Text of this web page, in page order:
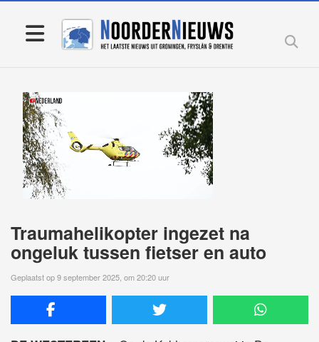
Traumahelikopter ingezet na
ongeluk tussen fietser en auto
Geplaatst op 9 september 2025, om 20:20 uur